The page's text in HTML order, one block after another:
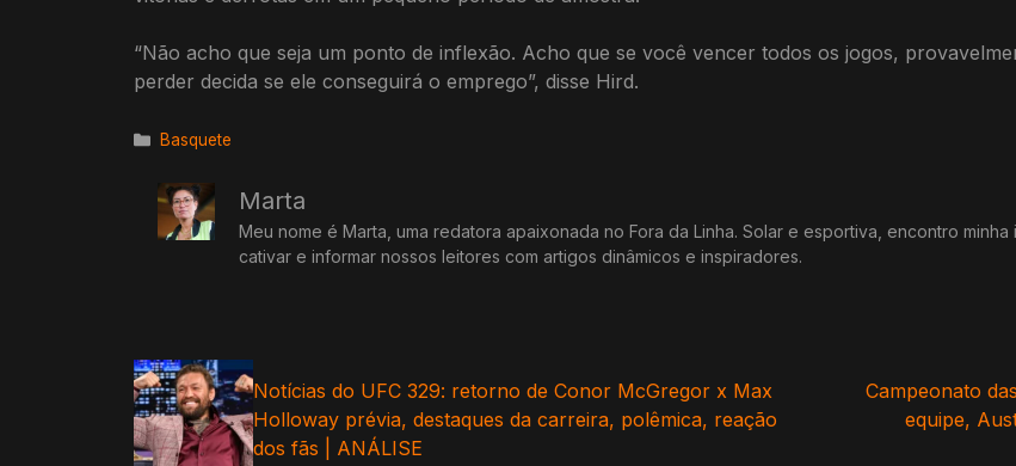
“Não acho que seja um ponto de inflexão. Acho que se você vencer todos os jogos,
perder decida se ele conseguirá o emprego”, disse Hird.
Categorias
Basquete
Marta
Meu nome é Marta, uma redatora apaixonada no Fora da Linha. Solar e esportiva, encontro
cativar e informar nossos leitores com artigos dinâmicos e inspiradores.
Notícias do UFC 329: retorno de Conor McGregor x Max
Holloway prévia, destaques da carreira, polêmica, reação
dos fãs | ANÁLISE
Campeonato
equipe,